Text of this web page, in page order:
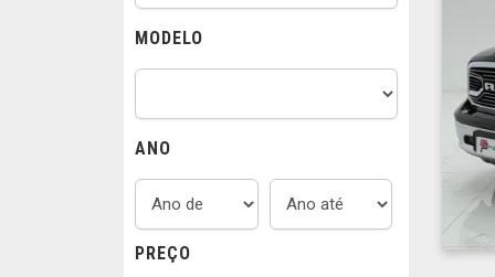
MODELO
ANO
PREÇO